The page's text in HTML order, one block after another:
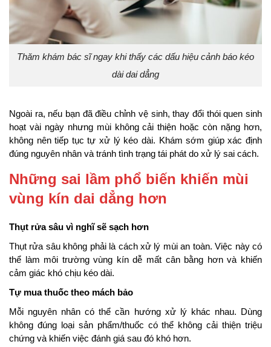
Thăm khám bác sĩ ngay khi thấy các dấu hiệu cảnh báo kéo
dài dai dẳng
Ngoài ra, nếu bạn đã điều chỉnh vệ sinh, thay đổi thói quen sinh
hoạt vài ngày nhưng mùi không cải thiện hoặc còn nặng hơn,
không nên tiếp tục tự xử lý kéo dài. Khám sớm giúp xác định
đúng nguyên nhân và tránh tình trạng tái phát do xử lý sai cách.
Những sai lầm phổ biến khiến mùi
vùng kín dai dẳng hơn
Thụt rửa sâu vì nghĩ sẽ sạch hơn
Thụt rửa sâu không phải là cách xử lý mùi an toàn. Việc này có
thể làm môi trường vùng kín dễ mất cân bằng hơn và khiến
cảm giác khó chịu kéo dài.
Tự mua thuốc theo mách bảo
Mỗi nguyên nhân có thể cần hướng xử lý khác nhau. Dùng
không đúng loại sản phẩm/thuốc có thể không cải thiện triệu
chứng và khiến việc đánh giá sau đó khó hơn.